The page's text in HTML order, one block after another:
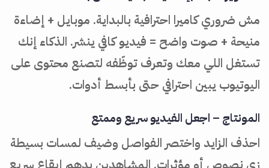
مش ضروري كاميرا احترافية بالبداية. موبايل + إضاءة
منيحة + صوت واضح = فيديو كافي ينشر. الذكاء إنك
تستغل اللي معك وتعرف توظّفه لتصنع محتوى على
اليوتيوب يبين احترافي حتى بأبسط أدوات.
المونتاج – اجعل الفيديو سريع وممتع
احذف الزايد واختصر الفواصل وضيف لمسات بسيطة
زي نصوص أو مؤثرات. المشاهدين بدهم إيقاع سريع